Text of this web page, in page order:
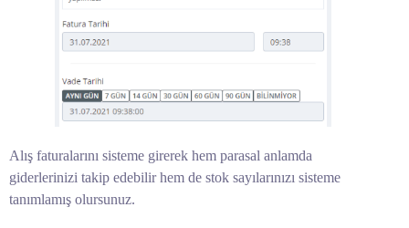
Alış faturalarını sisteme girerek hem parasal anlamda
giderlerinizi takip edebilir hem de stok sayılarınızı sisteme
tanımlamış olursunuz.